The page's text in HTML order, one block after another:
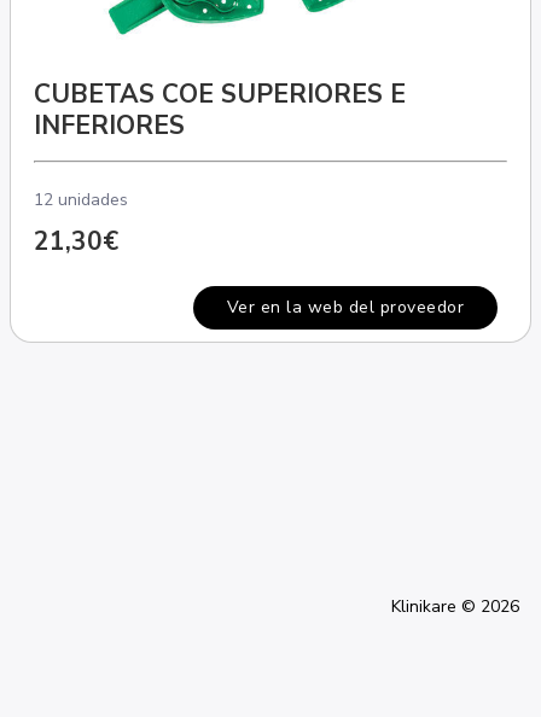
CUBETAS COE SUPERIORES E
INFERIORES
12 unidades
21,30€
Ver en la web del proveedor
Klinikare © 2026